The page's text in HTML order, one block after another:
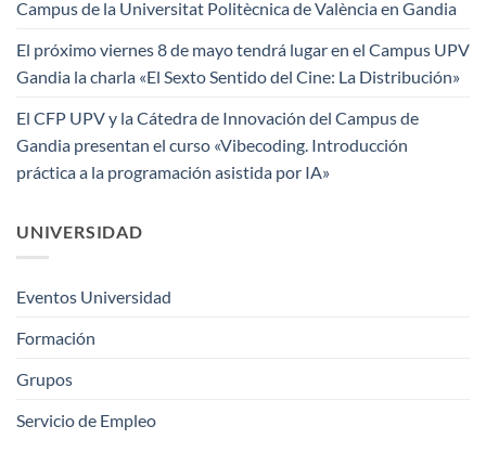
Campus de la Universitat Politècnica de València en Gandia
El próximo viernes 8 de mayo tendrá lugar en el Campus UPV
Gandia la charla «El Sexto Sentido del Cine: La Distribución»
El CFP UPV y la Cátedra de Innovación del Campus de
Gandia presentan el curso «Vibecoding. Introducción
práctica a la programación asistida por IA»
UNIVERSIDAD
Eventos Universidad
Formación
Grupos
Servicio de Empleo